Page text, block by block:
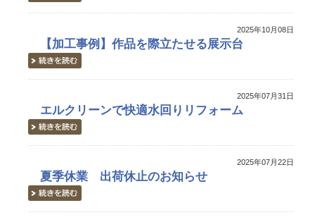
2025年10月08日
【加工事例】作品を際立たせる展示台
2025年07月31日
エルクリーンで快適水回りリフォーム
2025年07月22日
夏季休業 出荷休止のお知らせ